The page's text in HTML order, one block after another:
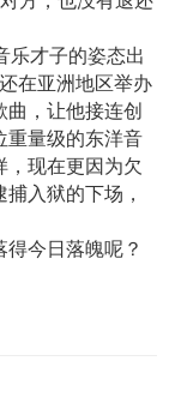
才子的姿态出
在亚洲地区举办
曲，让他接连创
重量级的东洋音
现在更因为欠
入狱的下场，
今日落魄呢？